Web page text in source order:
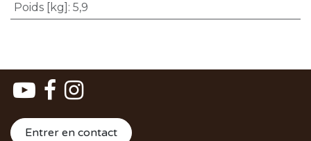
Poids [kg] : 5,9
Entrer en contact